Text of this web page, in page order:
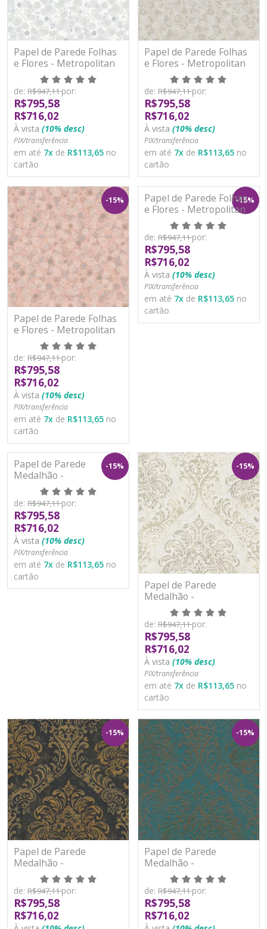
Papel de Parede Folhas
e Flores - Metropolitan
Stories 3 - AS391111 -
Vinílico
de: R$947,11por:
R$795,58
R$716,02
À vista (10% desc)
PIX/transferência
em até 7x de R$113,65 no
cartão
Papel de Parede Folhas
e Flores - Metropolitan
Stories 3 - AS391112 -
Vinílico
de: R$947,11por:
R$795,58
R$716,02
À vista (10% desc)
PIX/transferência
em até 7x de R$113,65 no
cartão
-15%
Papel de Parede Folhas
e Flores - Metropolitan
Stories 3 - AS391113 -
Vinílico
de: R$947,11por:
R$795,58
R$716,02
À vista (10% desc)
PIX/transferência
em até 7x de R$113,65 no
cartão
-15%
Papel de Parede Folhas
e Flores - Metropolitan
Stories 3 - AS391114 -
Vinílico
de: R$947,11por:
R$795,58
R$716,02
À vista (10% desc)
PIX/transferência
em até 7x de R$113,65 no
cartão
-15%
Papel de Parede
Medalhão -
Metropolitan Stories 3 -
AS391121 - Vinílico
de: R$947,11por:
R$795,58
R$716,02
À vista (10% desc)
PIX/transferência
em até 7x de R$113,65 no
cartão
-15%
Papel de Parede
Medalhão -
Metropolitan Stories 3 -
AS391122 - Vinílico
de: R$947,11por:
R$795,58
R$716,02
À vista (10% desc)
PIX/transferência
em até 7x de R$113,65 no
cartão
-15%
Papel de Parede
Medalhão -
Metropolitan Stories 3 -
AS391123 - Vinílico
de: R$947,11por:
R$795,58
R$716,02
-15%
Papel de Parede
Medalhão -
Metropolitan Stories 3 -
AS391124 - Vinílico
de: R$947,11por:
R$795,58
R$716,02